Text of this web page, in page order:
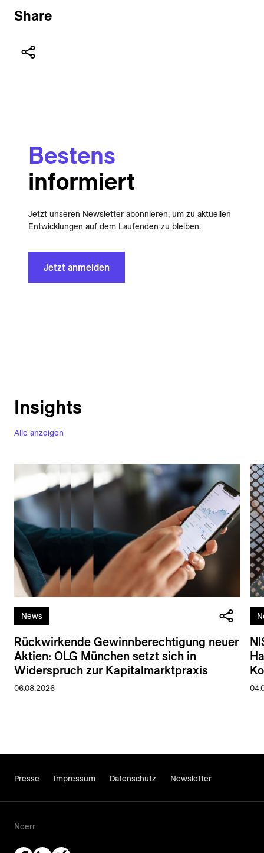
Share
Bestens
informiert
Jetzt unseren Newsletter abonnieren, um zu aktuellen
Entwicklungen auf dem Laufenden zu bleiben.
Jetzt anmelden
Alle anzeigen
Insights
News
Rückwirkende Gewinnberechtigung neuer
Aktien: OLG München setzt sich in
Widerspruch zur Kapitalmarktpraxis
06.08.2026
Presse Impressum Datenschutz Newsletter
Noerr